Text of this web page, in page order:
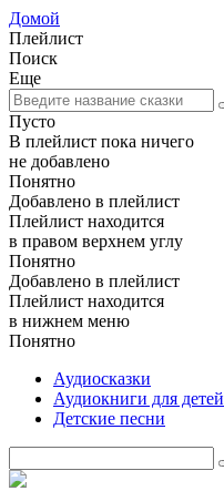
Домой
Плейлист
Поиск
Еще
Пусто
В плейлист пока ничего
не добавлено
Понятно
Добавлено в плейлист
Плейлист находится
в правом верхнем углу
Понятно
Добавлено в плейлист
Плейлист находится
в нижнем меню
Понятно
Аудиосказки
Аудиокниги для детей
Детские песни